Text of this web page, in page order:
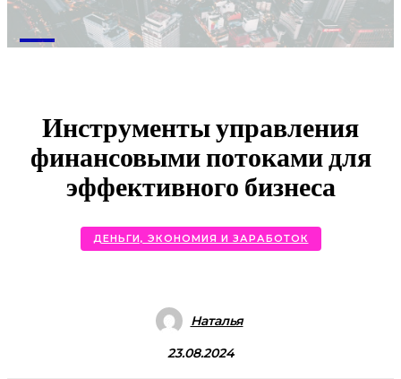
M
Инструменты управления
финансовыми потоками для
эффективного бизнеса
ДЕНЬГИ, ЭКОНОМИЯ И ЗАРАБОТОК
Наталья
23.08.2024